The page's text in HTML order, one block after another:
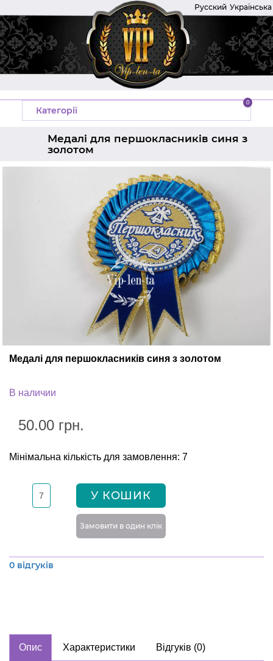
Русский Українська
Категорії
0
Медалі для першокласників синя з
золотом
Медалі на випускний
Медалі для першокласників
Медалі для першокласників синя з золотом
В наличии
50.00 грн.
Мінімальна кількість для замовлення: 7
У КОШИК
Замовити в один клiк
0 відгуків
Опис Характеристики Відгуків (0)